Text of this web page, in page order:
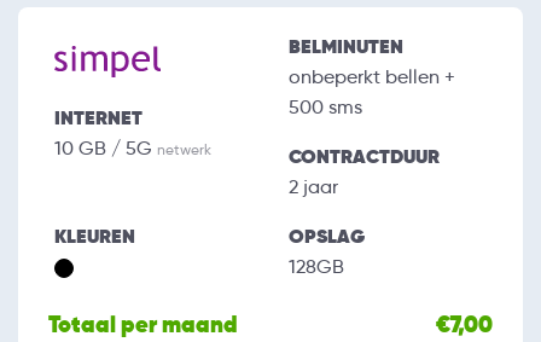
INTERNET
10 GB / 5G netwerk
BELMINUTEN
onbeperkt bellen +
500 sms
CONTRACTDUUR
2 jaar
KLEUREN OPSLAG
128GB
Totaal per maand €7,00